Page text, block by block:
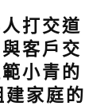
打交道
客戶交
小青的
家庭的